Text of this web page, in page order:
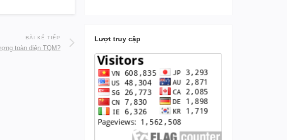
BÀI KẾ TIẾP
toàn diện TQM?
Lượt truy cập